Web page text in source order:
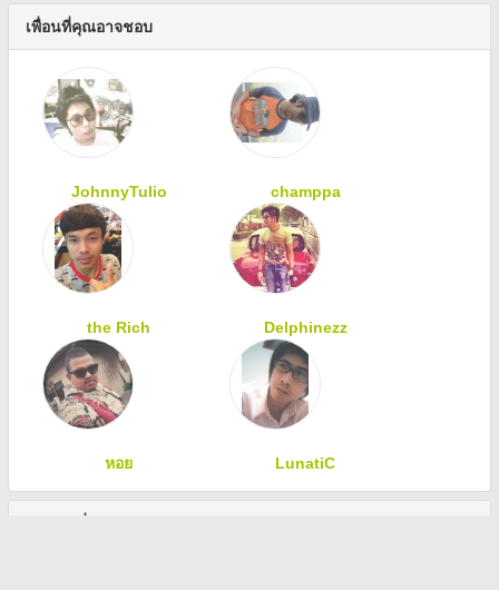
เพื่อนที่คุณอาจชอบ
JohnnyTulio champpa
the Rich Delphinezz
หอย LunatiC